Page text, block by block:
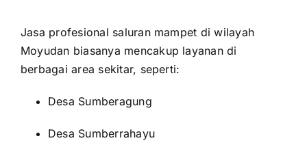
Jasa profesional saluran mampet di wilayah
Moyudan biasanya mencakup layanan di
berbagai area sekitar, seperti:
Desa Sumberagung
Desa Sumberrahayu